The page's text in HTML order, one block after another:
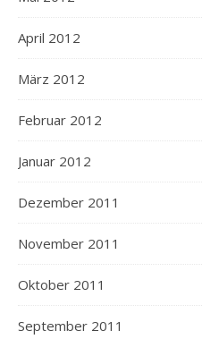
April 2012
März 2012
Februar 2012
Januar 2012
Dezember 2011
November 2011
Oktober 2011
September 2011